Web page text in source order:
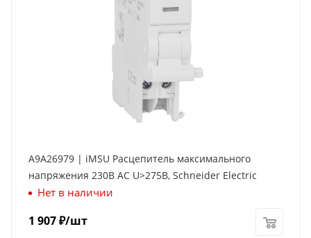
A9A26979 | iMSU Расцепитель максимального
напряжения 230В АС U>275В, Schneider Electric
Нет в наличии
1 907₽/шт